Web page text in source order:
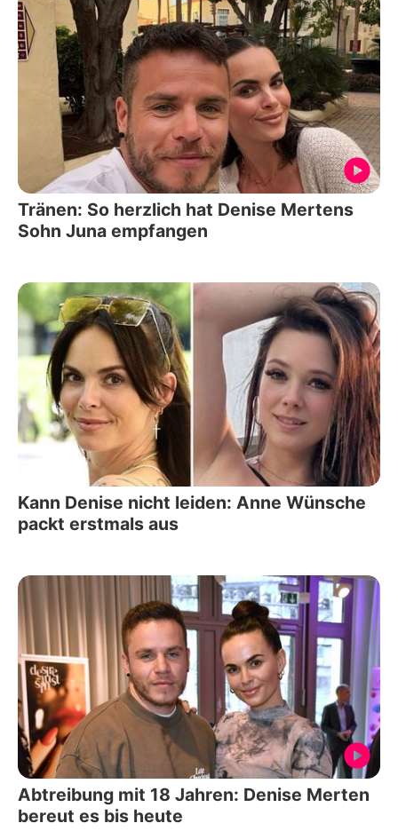
Tränen: So herzlich hat Denise Mertens
Sohn Juna empfangen
Kann Denise nicht leiden: Anne Wünsche
packt erstmals aus
Abtreibung mit 18 Jahren: Denise Merten
bereut es bis heute